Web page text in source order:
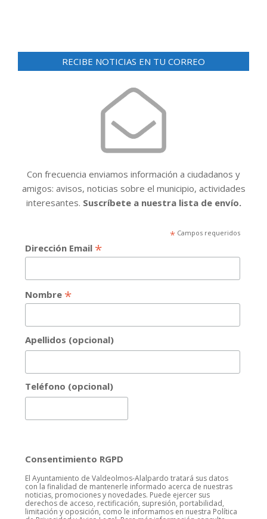
v
i
a
t
o
RECIBE NOTICIAS EN TU CORREO
Con frecuencia enviamos información a ciudadanos y
amigos: avisos, noticias sobre el municipio, actividades
interesantes. Suscríbete a nuestra lista de envío.
*Campos requeridos
Dirección Email *
Nombre *
Apellidos (opcional)
Teléfono (opcional)
Consentimiento RGPD
El Ayuntamiento de Valdeolmos-Alalpardo tratará sus datos
con la finalidad de mantenerle informado acerca de nuestras
noticias, promociones y novedades. Puede ejercer sus
derechos de acceso, rectificación, supresión, portabilidad,
limitación y oposición, como le informamos en nuestra Política